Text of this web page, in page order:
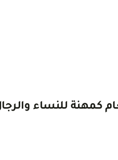
كمهنة للنساء